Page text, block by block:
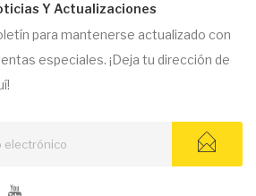
Y Actualizaciones
para mantenerse actualizado con
especiales. ¡Deja tu dirección de